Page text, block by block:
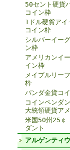
50セント硬貨
コイン枠
1ドル硬貨アイ
コイン枠
シルバーイー
ン枠
アメリカンイ
イン枠
メイプルリー
枠
パンダ金貨コ
コインペンダ
大統領硬貨ア
米国50州25￠
ダント
アルゲンティ